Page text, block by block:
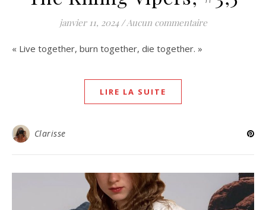
janvier 11, 2024 / Aucun commentaire
« Live together, burn together, die together. »
LIRE LA SUITE
Clarisse